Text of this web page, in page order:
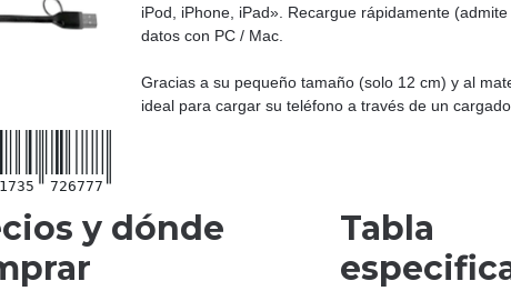
726777
iPod, iPhone, iPad». Recargue rápidamente
datos con PC / Mac.
Gracias a su pequeño tamaño (solo 12 cm) y al
ideal para cargar su teléfono a través de un
y dónde
Tabla